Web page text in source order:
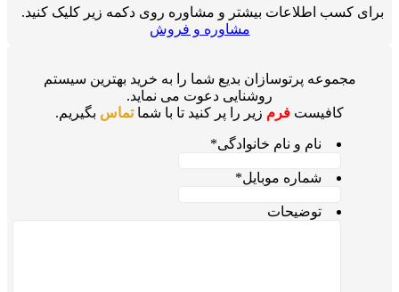
برای کسب اطلاعات بیشتر و مشاوره روی دکمه زیر کلیک کنید.
مشاوره و فروش
مجموعه پرتوسازان بدیع شما را به خرید بهترین سیستم
روشنایی دعوت می نماید.
کافیست فرم زیر را پر کنید تا با شماتماس بگیریم.
نام و نام خانوادگی*
شماره موبایل*
توضیحات